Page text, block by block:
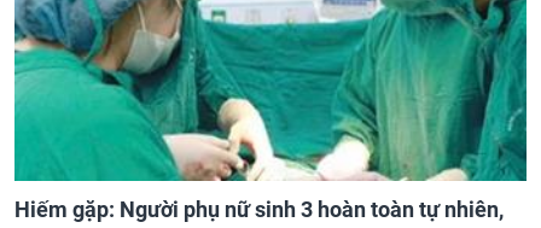
Hiếm gặp: Người phụ nữ sinh 3 hoàn toàn tự nhiên,